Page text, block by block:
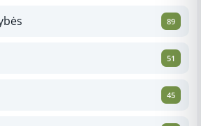
89
51
45